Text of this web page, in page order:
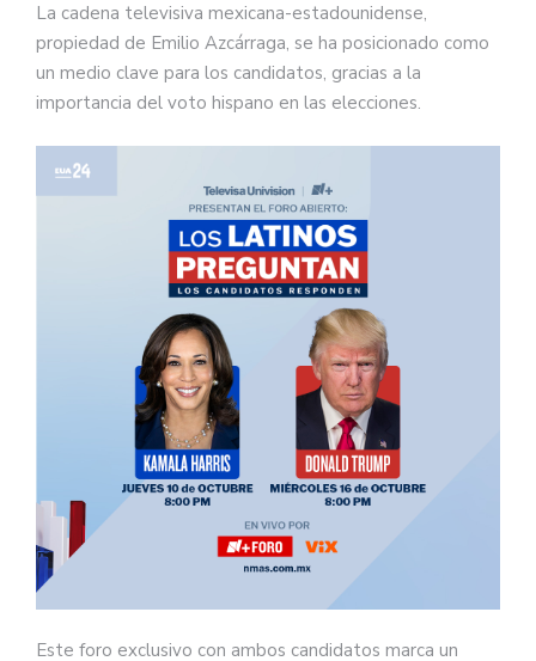
La cadena televisiva mexicana-estadounidense,
propiedad de Emilio Azcárraga, se ha posicionado como
un medio clave para los candidatos, gracias a la
importancia del voto hispano en las elecciones.
Este foro exclusivo con ambos candidatos marca un